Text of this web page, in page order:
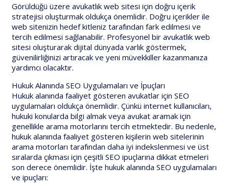
Görüldüğü üzere avukatlık web sitesi için doğru içerik
stratejisi oluşturmak oldukça önemlidir. Doğru içerikler ile
web sitenizin hedef kitleniz tarafından fark edilmesi ve
tercih edilmesi sağlanabilir. Profesyonel bir avukatlık web
sitesi oluşturarak dijital dünyada varlık göstermek,
güvenilirliğinizi artıracak ve yeni müvekkiller kazanmanıza
yardımcı olacaktır.
Hukuk Alanında SEO Uygulamaları ve İpuçları
Hukuk alanında faaliyet gösteren avukatlar için SEO
uygulamaları oldukça önemlidir. Çünkü internet kullanıcıları,
hukuki konularda bilgi almak veya avukat aramak için
genellikle arama motorlarını tercih etmektedir. Bu nedenle,
hukuk alanında faaliyet gösteren kişilerin web sitelerinin
arama motorları tarafından daha iyi indekslenmesi ve üst
sıralarda çıkması için çeşitli SEO ipuçlarına dikkat etmeleri
son derece önemlidir. İşte hukuk alanında SEO uygulamaları
ve ipuçları: